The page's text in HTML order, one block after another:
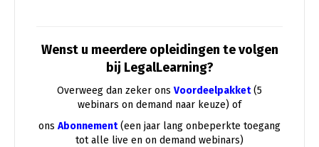
Wenst u meerdere opleidingen te volgen
bij LegalLearning?
Overweeg dan zeker ons Voordeelpakket(5
webinars on demand naar keuze) of
ons Abonnement(een jaar lang onbeperkte toegang
tot alle live en on demand webinars)